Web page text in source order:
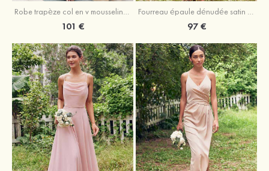
Robe trapèze col en v mousseline ras du sol robe de demoiselle d'honneur
101 €
Fourreau épaule dénudée satin extensible ras du sol robe de demoiselle d'honneur
97 €